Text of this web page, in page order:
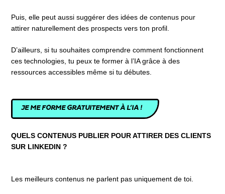
Puis, elle peut aussi suggérer des idées de contenus pour
attirer naturellement des prospects vers ton profil.
D’ailleurs, si tu souhaites comprendre comment fonctionnent
ces technologies, tu peux te former à l’IA grâce à des
ressources accessibles même si tu débutes.
JE ME FORME GRATUITEMENT À L’IA !
QUELS CONTENUS PUBLIER POUR ATTIRER DES CLIENTS
SUR LINKEDIN ?
Les meilleurs contenus ne parlent pas uniquement de toi.